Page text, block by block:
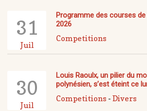
31
Juil
Programme des courses
2026
Competitions
30
Juil
Louis Raoulx, un pilier du
polynésien, s’est éteint ce
Competitions - Divers